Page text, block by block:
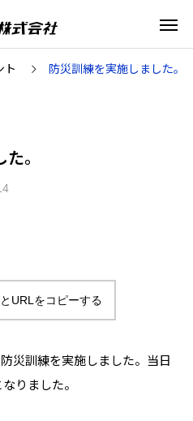
ト 防災訓練を実施しました。
。
URLをコピーする
災訓練を実施しました。当日
りました。